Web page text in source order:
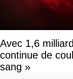
Avec 1,6
continue de
sang »